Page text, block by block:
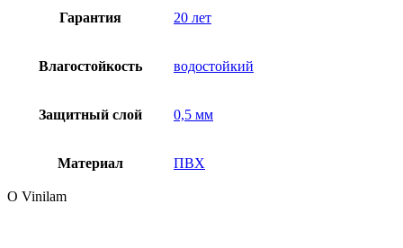
Гарантия 20 лет
Влагостойкость водостойкий
Защитный слой 0,5 мм
Материал ПВХ
О Vinilam